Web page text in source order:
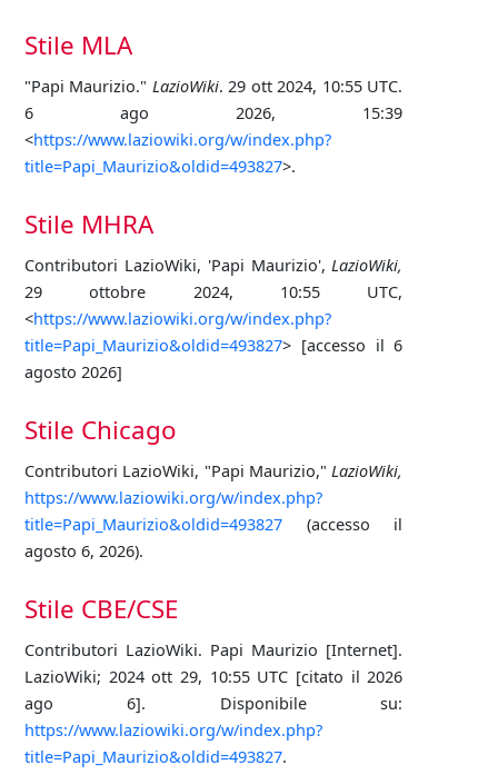
Stile MLA
"Papi Maurizio." LazioWiki. 29 ott 2024, 10:55 UTC.
6 ago 2026, 15:39
<https://www.laziowiki.org/w/index.php?
title=Papi_Maurizio&oldid=493827>.
Stile MHRA
Contributori LazioWiki, 'Papi Maurizio',LazioWiki,
29 ottobre 2024, 10:55 UTC,
<https://www.laziowiki.org/w/index.php?
title=Papi_Maurizio&oldid=493827> [accesso il 6
agosto 2026]
Stile Chicago
Contributori LazioWiki, "Papi Maurizio,"LazioWiki,
https://www.laziowiki.org/w/index.php?
title=Papi_Maurizio&oldid=493827 (accesso il
agosto 6, 2026).
Stile CBE/CSE
Contributori LazioWiki. Papi Maurizio [Internet].
LazioWiki; 2024 ott 29, 10:55 UTC [citato il 2026
ago 6]. Disponibile su:
https://www.laziowiki.org/w/index.php?
title=Papi_Maurizio&oldid=493827.